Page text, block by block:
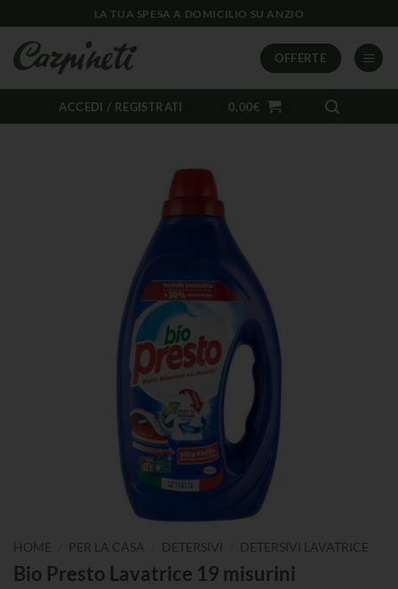
LA TUA SPESA A DOMICILIO SU ANZIO
OFFERTE
ACCEDI / REGISTRATI 0,00€
HOME PER LA CASA DETERSIVI DETERSIVI LAVATRICE
Bio Presto Lavatrice 19 misurini